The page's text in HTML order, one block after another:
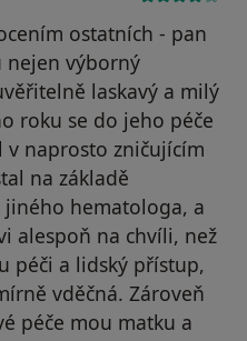
ostatních - pan
nejen výborný
laskavý a milý
roku se do jeho péče
naprosto zničujícím
na základě
hematologa, a
alespoň na chvíli, než
péči a lidský přístup,
vděčná. Zároveň
péče mou matku a